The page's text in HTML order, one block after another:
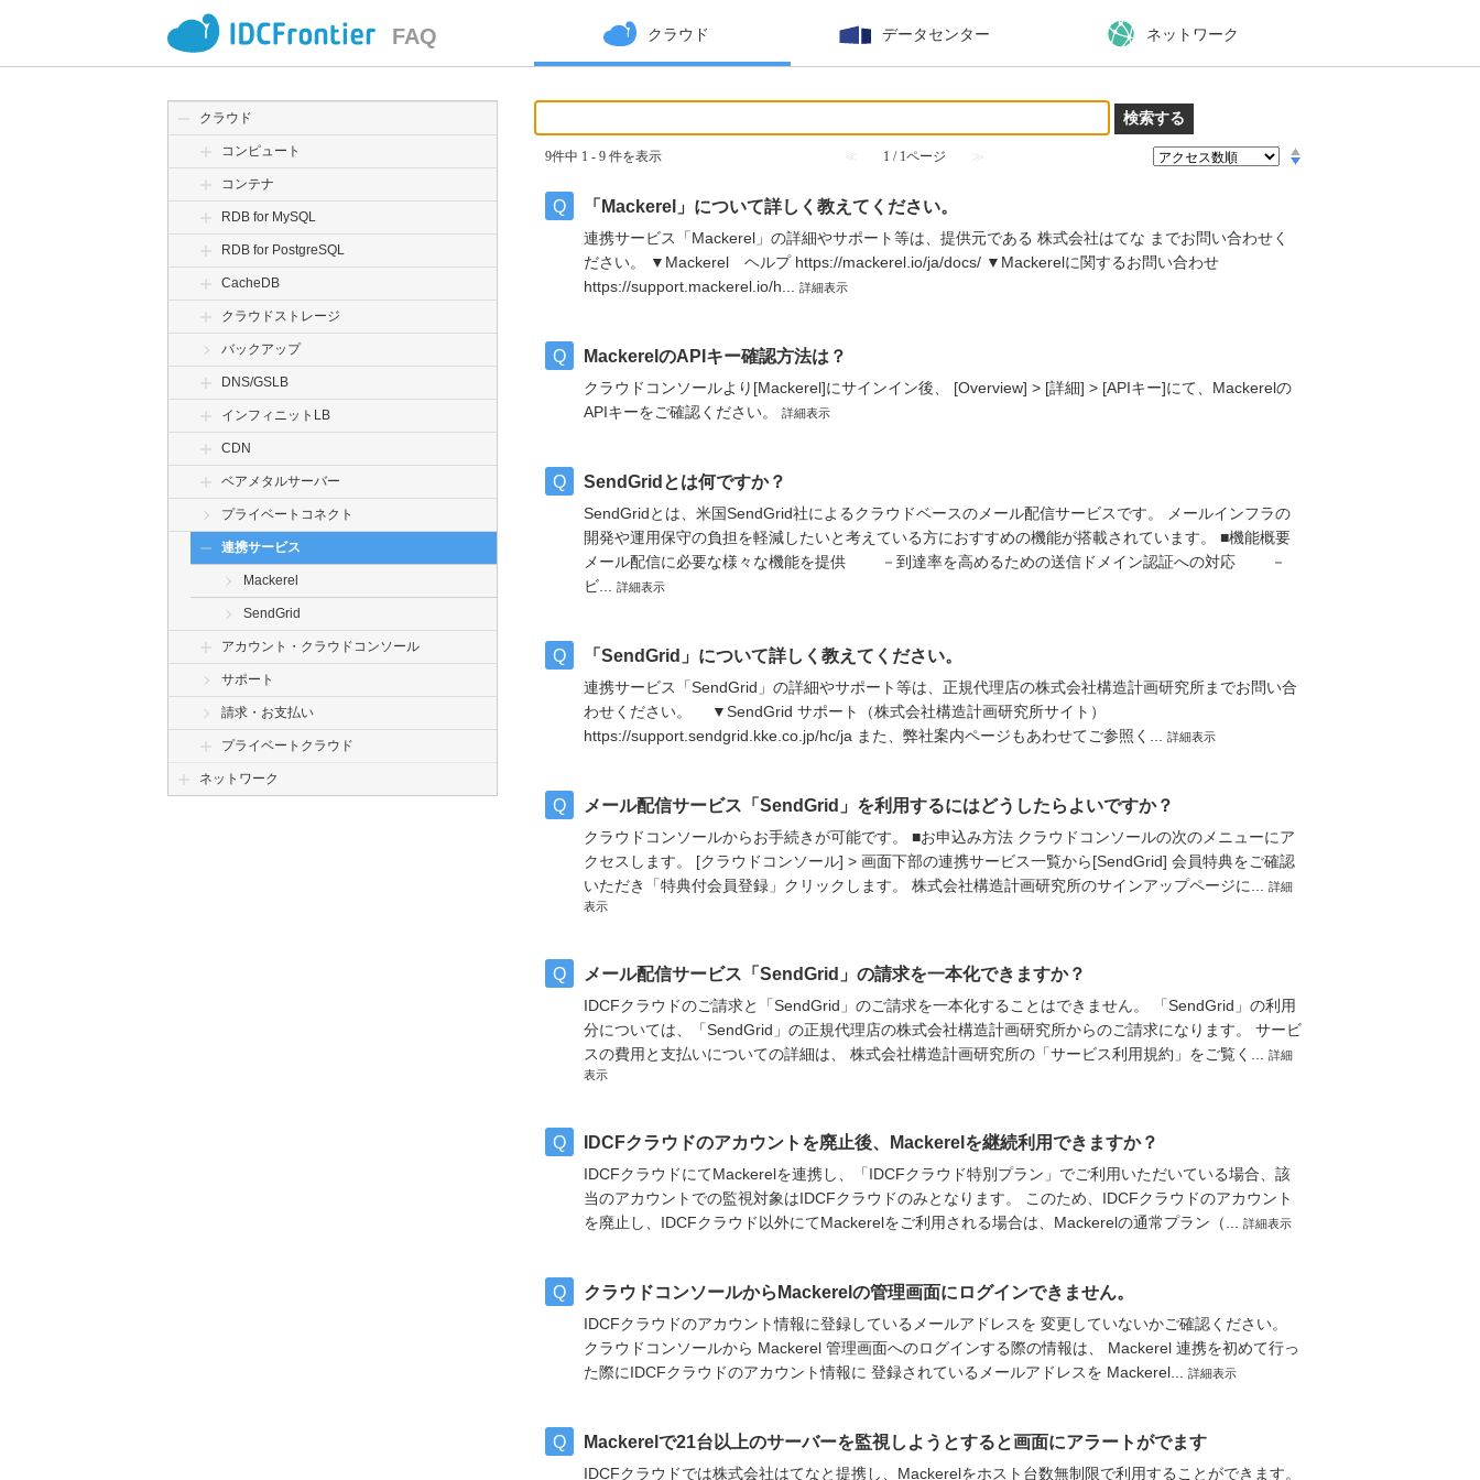
FAQ クラウド データセンター ネットワーク
クラウド
コンピュート
コンテナ
RDB for MySQL
RDB for PostgreSQL
CacheDB
クラウドストレージ
バックアップ
DNS/GSLB
インフィニットLB
CDN
ベアメタルサーバー
プライベートコネクト
連携サービス
Mackerel
SendGrid
アカウント・クラウドコンソール
サポート
請求・お支払い
プライベートクラウド
ネットワーク
9件中 1 - 9 件を表示 ≪ 1 / 1ページ ≫
「Mackerel」について詳しく教えてください。
連携サービス「Mackerel」の詳細やサポート等は、提供元である 株式会社はてな までお問い合わせく
ださい。 ▼Mackerel ヘルプ https://mackerel.io/ja/docs/ ▼Mackerelに関するお問い合わせ
https://support.mackerel.io/h... 詳細表示
MackerelのAPIキー確認方法は？
クラウドコンソールより[Mackerel]にサインイン後、 [Overview] > [詳細] > [APIキー]にて、Mackerelの
APIキーをご確認ください。
詳細表示
SendGridとは何ですか？
SendGridとは、米国SendGrid社によるクラウドベースのメール配信サービスです。 メールインフラの
開発や運用保守の負担を軽減したいと考えている方におすすめの機能が搭載されています。 ■機能概要
メール配信に必要な様々な機能を提供 －到達率を高めるための送信ドメイン認証への対応 －
ビ... 詳細表示
「SendGrid」について詳しく教えてください。
連携サービス「SendGrid」の詳細やサポート等は、正規代理店の株式会社構造計画研究所までお問い合
わせください。 ▼SendGrid サポート（株式会社構造計画研究所サイト）
https://support.sendgrid.kke.co.jp/hc/ja また、弊社案内ページもあわせてご参照く... 詳細表示
メール配信サービス「SendGrid」を利用するにはどうしたらよいですか？
クラウドコンソールからお手続きが可能です。 ■お申込み方法 クラウドコンソールの次のメニューにア
クセスします。 [クラウドコンソール] > 画面下部の連携サービス一覧から[SendGrid] 会員特典をご確認
いただき「特典付会員登録」クリックします。 株式会社構造計画研究所のサインアップページに... 詳細
表示
メール配信サービス「SendGrid」の請求を一本化できますか？
IDCFクラウドのご請求と「SendGrid」のご請求を一本化することはできません。 「SendGrid」の利用
分については、「SendGrid」の正規代理店の株式会社構造計画研究所からのご請求になります。 サービ
スの費用と支払いについての詳細は、 株式会社構造計画研究所の「サービス利用規約」をご覧く... 詳細
表示
IDCFクラウドのアカウントを廃止後、Mackerelを継続利用できますか？
IDCFクラウドにてMackerelを連携し、「IDCFクラウド特別プラン」でご利用いただいている場合、該
当のアカウントでの監視対象はIDCFクラウドのみとなります。 このため、IDCFクラウドのアカウント
を廃止し、IDCFクラウド以外にてMackerelをご利用される場合は、Mackerelの通常プラン（... 詳細表示
クラウドコンソールからMackerelの管理画面にログインできません。
IDCFクラウドのアカウント情報に登録しているメールアドレスを 変更していないかご確認ください。
クラウドコンソールから Mackerel 管理画面へのログインする際の情報は、 Mackerel 連携を初めて行っ
た際にIDCFクラウドのアカウント情報に 登録されているメールアドレスを Mackerel... 詳細表示
Mackerelで21台以上のサーバーを監視しようとすると画面にアラートがでます
IDCFクラウドでは株式会社はてなと提携し、Mackerelをホスト台数無制限で利用することができます。